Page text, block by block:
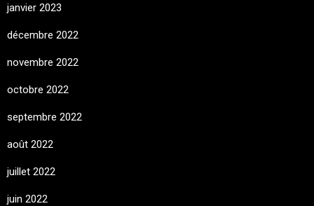
janvier 2023
décembre 2022
novembre 2022
octobre 2022
septembre 2022
août 2022
juillet 2022
juin 2022